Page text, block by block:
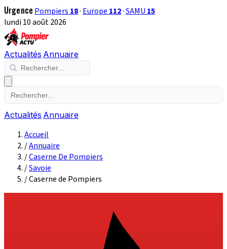
Urgence Pompiers 18· Europe 112·SAMU 15
lundi 10 août 2026
Actualités Annuaire
Actualités Annuaire
Accueil
/Annuaire
/Caserne De Pompiers
/Savoie
/Caserne de Pompiers